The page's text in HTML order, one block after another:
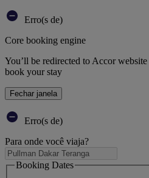
Erro(s de)
Core booking engine
You’ll be redirected to Accor
book your stay
Fechar janela
Erro(s de)
Para onde você viaja?
Booking Dates